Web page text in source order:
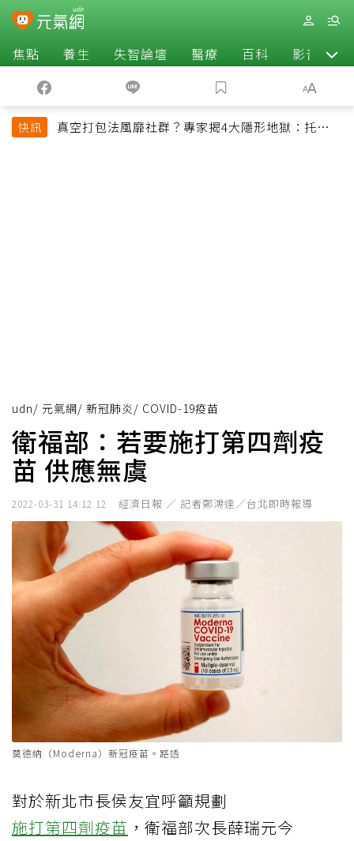
焦點 養生 失智論壇 醫療 百科 影音
快訊
真空打包法風靡社群？專家揭4大隱形地獄：托運恐
udn/ 元氣網/ 新冠肺炎 / COVID-19疫苗
衛福部：若要施打第四劑疫
苗 供應無虞
2022-03-31 14:12:12 經濟日報 ／ 記者鄭鴻達／台北即時報導
莫德納（Moderna）新冠疫苗。路透
對於新北市長侯友宜呼籲規劃
施打第四劑疫苗 ，衛福部次長薛瑞元今